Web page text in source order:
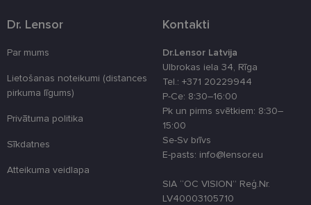
Dr. Lensor
Par mums
Lietošanas noteikumi (distances
pirkuma līgums)
Privātuma politika
Sīkdatnes
Atteikuma veidlapa
Kontakti
Dr.Lensor Latvija
Ulbrokas iela 34, Rīga
Tel.: +371 20229944
P-Ce: 8:30–16:00
Pk un pirms svētkiem: 8:30–
15:00
Se-Sv brīvs
E-pasts: info@lensor.eu
SIA “OC VISION” Reģ.Nr.
LV40003105710
un pārlūkot tīmekļa vietnes saturu un izmantot tās
un neapkopo informāciju. Bez šīm sīkdatnēm
tīmekļa vietne nevarēs pilnvērtīgi darboties,
piemēram, sniegt nepieciešamo informāciju vai
nodrošināt pieprasītos pakalpojumus. Šīs sīkdatnes
tiek glabātas Jūsu iekārtā līdz brīdim, kad sīkdatne
izpildījusi savu funkciju, bet ne ilgāk kā divus gadus.
Šīs noteikti nepieciešamās sīkdatnes izvietojas
Nodrošinātājs
Derīguma
.lensor.eu
2 mēneši
4 nedēļas
Šis sīkfails